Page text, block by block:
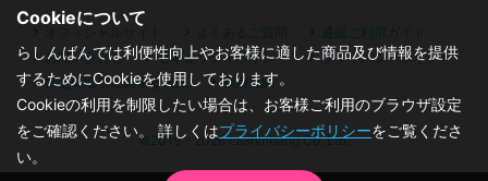
オフィシャルサイト よくあるご質問
通販ご利用ガイド
お問い合わせ
セキュリティポリシー
プライバシーポリシー
特定商取引に関する表記
利用規約
©2019 - 2026 Lashinbang Co.,Ltd.
Cookieについて
らしんばんでは利便性向上やお客様に適した商品及び情報を提供
するためにCookieを使用しております。
Cookieの利用を制限したい場合は、お客様ご利用のブラウザ設定
をご確認ください。 詳しくはプライバシーポリシーをご覧くださ
い。